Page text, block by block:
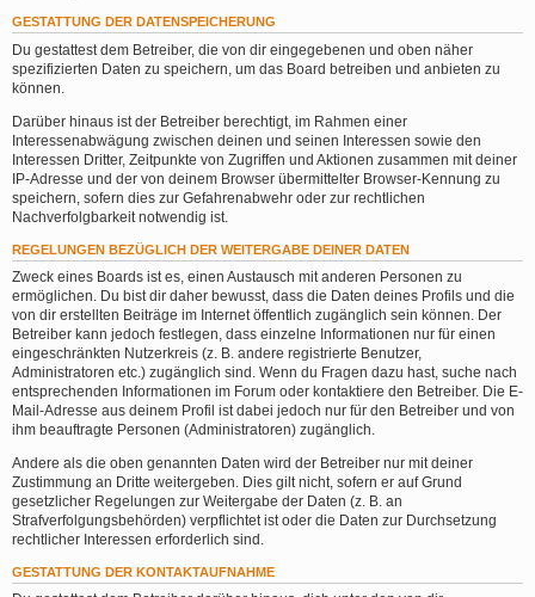
GESTATTUNG DER DATENSPEICHERUNG
Du gestattest dem Betreiber, die von dir eingegebenen und oben näher
spezifizierten Daten zu speichern, um das Board betreiben und anbieten zu
können.
Darüber hinaus ist der Betreiber berechtigt, im Rahmen einer
Interessenabwägung zwischen deinen und seinen Interessen sowie den
Interessen Dritter, Zeitpunkte von Zugriffen und Aktionen zusammen mit deiner
IP-Adresse und der von deinem Browser übermittelter Browser-Kennung zu
speichern, sofern dies zur Gefahrenabwehr oder zur rechtlichen
Nachverfolgbarkeit notwendig ist.
REGELUNGEN BEZÜGLICH DER WEITERGABE DEINER DATEN
Zweck eines Boards ist es, einen Austausch mit anderen Personen zu
ermöglichen. Du bist dir daher bewusst, dass die Daten deines Profils und die
von dir erstellten Beiträge im Internet öffentlich zugänglich sein können. Der
Betreiber kann jedoch festlegen, dass einzelne Informationen nur für einen
eingeschränkten Nutzerkreis (z. B. andere registrierte Benutzer,
Administratoren etc.) zugänglich sind. Wenn du Fragen dazu hast, suche nach
entsprechenden Informationen im Forum oder kontaktiere den Betreiber. Die E-
Mail-Adresse aus deinem Profil ist dabei jedoch nur für den Betreiber und von
ihm beauftragte Personen (Administratoren) zugänglich.
Andere als die oben genannten Daten wird der Betreiber nur mit deiner
Zustimmung an Dritte weitergeben. Dies gilt nicht, sofern er auf Grund
gesetzlicher Regelungen zur Weitergabe der Daten (z. B. an
Strafverfolgungsbehörden) verpflichtet ist oder die Daten zur Durchsetzung
rechtlicher Interessen erforderlich sind.
GESTATTUNG DER KONTAKTAUFNAHME